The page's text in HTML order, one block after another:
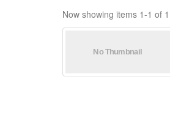
Now showing items 1-1 of 1